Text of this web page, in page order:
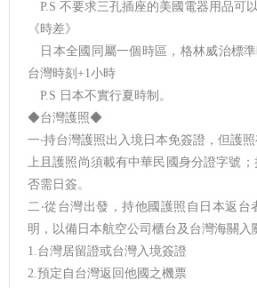
P.S 不要求三孔插座的美國電器用品可
《時差》
日本全國同屬一個時區，格林威治標準
台灣時刻+1小時
P.S 日本不實行夏時制。
◆台灣護照◆
一‧持台灣護照出入境日本免簽證，但護
上且護照尚須載有中華民國身分證字號
否需日簽。
二‧從台灣出發，持他國護照自日本返台
明，以備日本航空公司櫃台及台灣海關入
1.台灣居留證或台灣入境簽證
2.預定自台灣返回他國之機票